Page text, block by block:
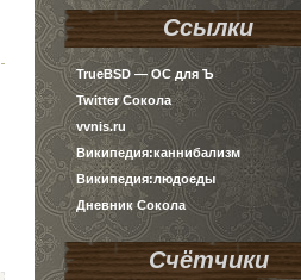
Ссылки
TrueBSD — ОС для Ъ
Twitter Сокола
vvnis.ru
Википедия:каннибализм
Википедия:людоеды
Дневник Сокола
Счётчики